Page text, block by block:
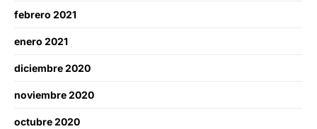
febrero 2021
enero 2021
diciembre 2020
noviembre 2020
octubre 2020